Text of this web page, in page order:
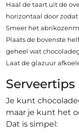
Haal de taart uit de
horizontaal door
Smeer het
Plaats de bovenste
geheel wat
Laat de glazuur
Serveertips
Je kunt
maar je kunt het
Dat is simpel: